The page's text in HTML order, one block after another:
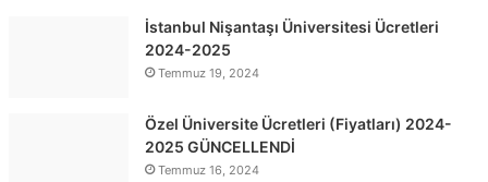
İstanbul Nişantaşı Üniversitesi Ücretleri
2024-2025
Temmuz 19, 2024
Özel Üniversite Ücretleri (Fiyatları) 2024-
2025 GÜNCELLENDİ
Temmuz 16, 2024